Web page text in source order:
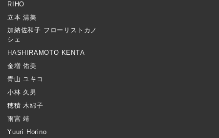
RIHO
立本 清美
加納佐和子 フローリストカノ
シェ
HASHIRAMOTO KENTA
金増 佑美
青山 ユキコ
小林 久男
穂積 木綿子
雨宮 靖
Yuuri Horino